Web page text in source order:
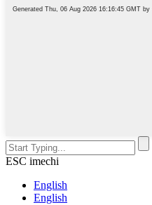
ESC imechi
English
English